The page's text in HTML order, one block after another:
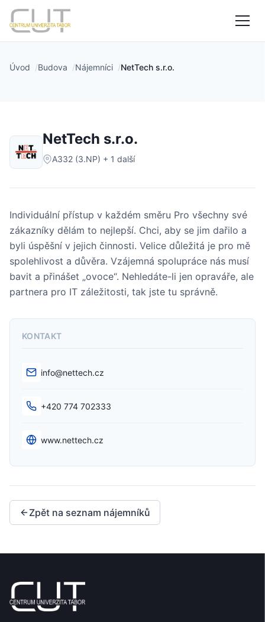
Úvod Budova Nájemníci NetTech s.r.o.
NetTech s.r.o.
A332 (3.NP) + 1 další
Individuální přístup v každém směru Pro všechny své
zákazníky dělám to nejlepší. Chci, aby se jim dařilo a
byli úspěšní v jejich činnosti. Velice důležitá je pro mě
spolehlivost a důvěra. Vzájemná spolupráce nás musí
bavit a přinášet „ovoce“. Nehledáte-li jen opraváře, ale
partnera pro IT záležitosti, tak jste tu správně.
KONTAKT
E-mail
info@nettech.cz
Telefon
+420 774 702333
Webwww.nettech.cz
Zpět na seznam nájemníků